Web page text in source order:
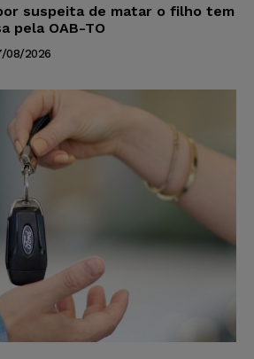
suspeita de matar o filho tem
pela OAB-TO
08/2026